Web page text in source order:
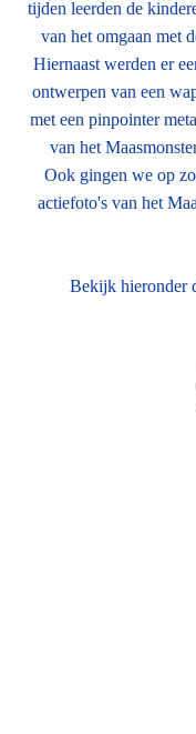
tijden leerden de
van het omgaan met
Hiernaast werden er
ontwerpen van een
met een pinpointer
van het
Ook gingen we op
actiefoto's van het
Bekijk hieronder